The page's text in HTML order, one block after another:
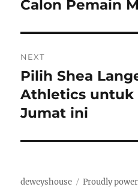
Calon Pemain
NEXT
Next
post:
Pilih Shea
Athletics untuk
Jumat ini
deweyshouse Proudly